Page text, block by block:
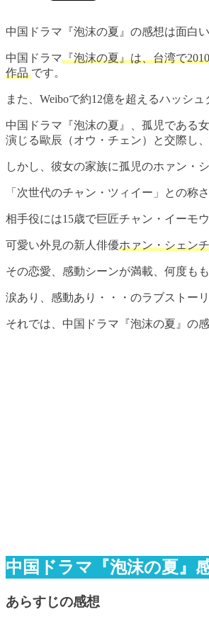
中国ドラマ『泡沫の夏』の感想は面白
中国ドラマ『泡沫の夏』は、台湾で
作品です。
また、Weiboで約12億を超えるハッシ
中国ドラマ『泡沫の夏』、孤児である
演じる歐辰（オウ・チェン）と交際し
しかし、彼女の家族に孤児のホァン・
「次世代のチャン・ツィイー」との称
相手役には15歳で巨匠チャン・イーモ
可愛い外見の新人俳優ホァン・シェン
その恋愛、感動シーンが満載、何度も
涙あり、感動あり・・・のラブストー
それでは、中国ドラマ『泡沫の夏』の
中国ドラマ『泡沫の夏』
あらすじの感想